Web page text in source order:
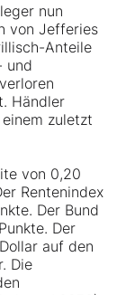
nun
von Jefferies
Anteile
und
Händler
zuletzt
von 0,20
Rentenindex
Der Bund
Der
auf den
Die